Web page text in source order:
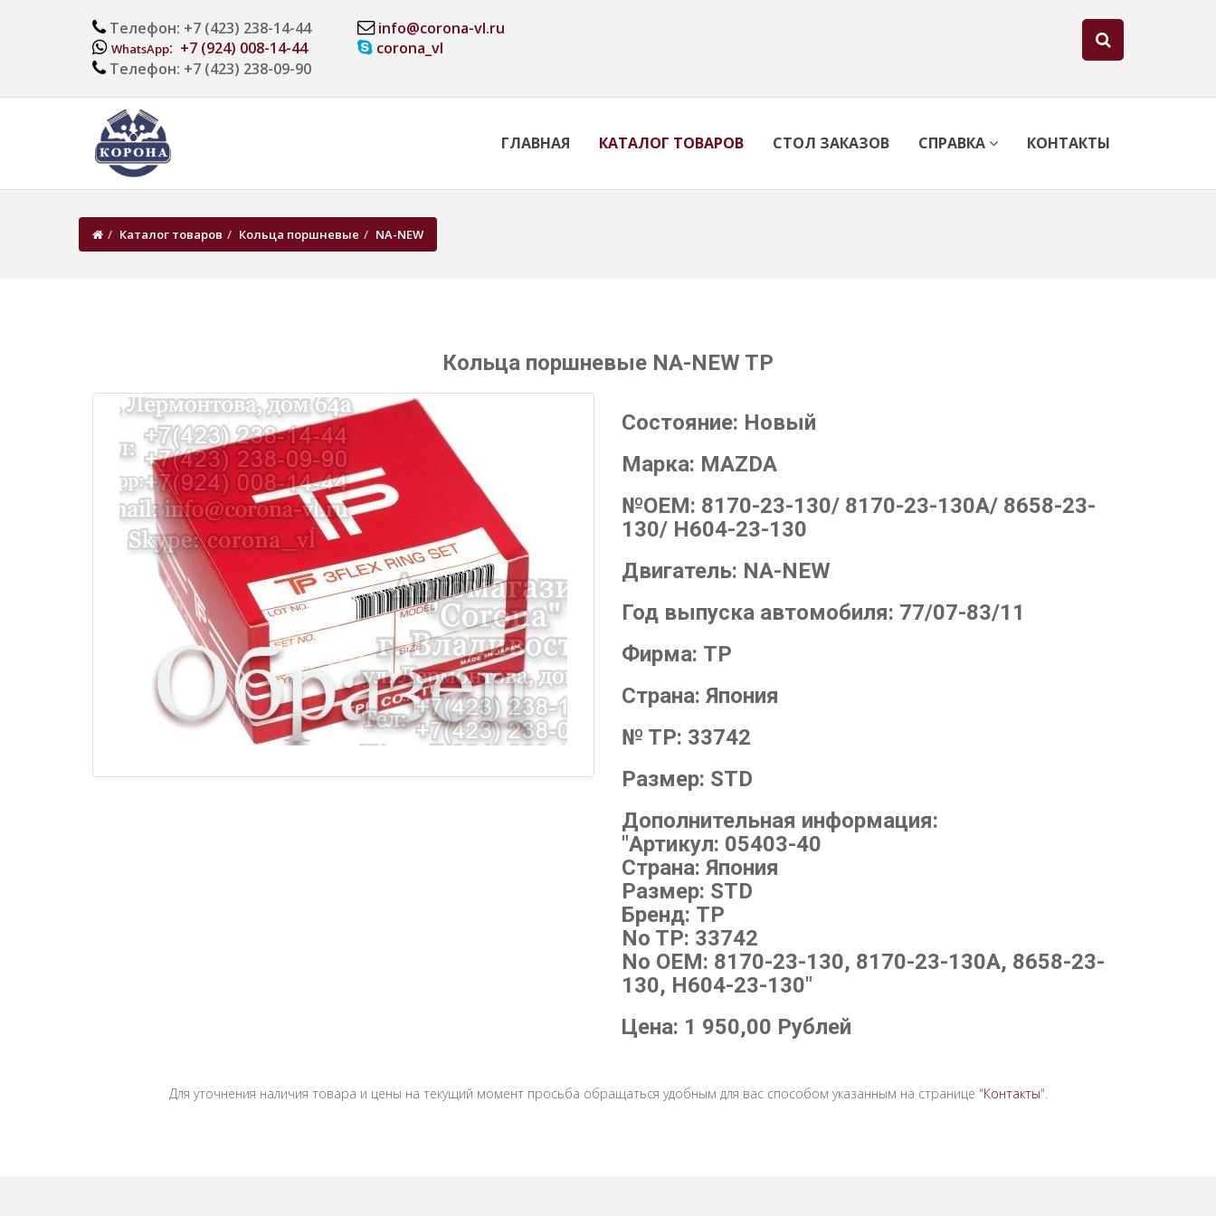
Телефон: +7 (423) 238-14-44
WhatsApp: +7 (924) 008-14-44
Телефон: +7 (423) 238-09-90
info@corona-vl.ru
corona_vl
ГЛАВНАЯ КАТАЛОГ ТОВАРОВ СТОЛ ЗАКАЗОВ СПРАВКА КОНТАКТЫ
Каталог товаров Кольца поршневые NA-NEW
Кольца поршневые NA-NEW TP
Состояние: Новый
Марка: MAZDA
№OEM: 8170-23-130/ 8170-23-130A/ 8658-23-
130/ H604-23-130
Двигатель: NA-NEW
Год выпуска автомобиля: 77/07-83/11
Фирма: TP
Страна: Япония
№ TP: 33742
Размер: STD
Дополнительная информация:
"Артикул: 05403-40
Страна: Япония
Размер: STD
Бренд: TP
No TP: 33742
No OEM: 8170-23-130, 8170-23-130A, 8658-23-
130, H604-23-130"
Цена: 1 950,00 Рублей
Для уточнения наличия товара и цены на текущий момент просьба обращаться удобным для вас способом указанным на странице "Контакты".